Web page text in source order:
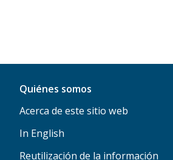
Quiénes somos
Acerca de este sitio web
In English
Reutilización de la información